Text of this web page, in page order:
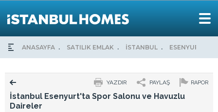
ANASAYFA SATILIK EMLAK İSTANBUL ESENYURT
RAPOR
PAYLAŞ
YAZDIR
İstanbul Esenyurt'ta Spor Salonu ve Havuzlu
Daireler